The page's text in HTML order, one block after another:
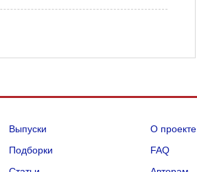
Выпуски
Подборки
О проекте
FAQ